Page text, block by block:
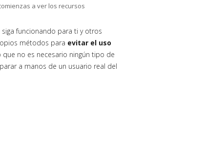
a ver los recursos
funcionando para ti y otros
métodos para evitar el uso
no es necesario ningún tipo de
a manos de un usuario real del